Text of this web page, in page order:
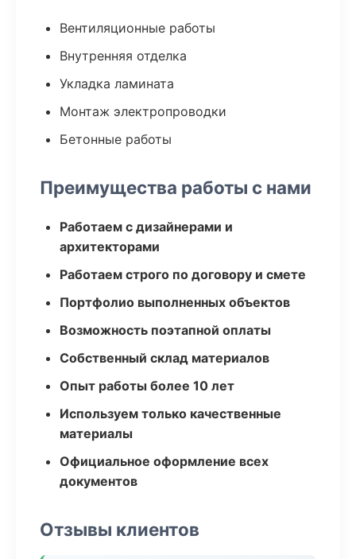
Вентиляционные работы
Внутренняя отделка
Укладка ламината
Монтаж электропроводки
Бетонные работы
Преимущества работы с нами
Работаем с дизайнерами и
архитекторами
Работаем строго по договору и смете
Портфолио выполненных объектов
Возможность поэтапной оплаты
Собственный склад материалов
Опыт работы более 10 лет
Используем только качественные
материалы
Официальное оформление всех
документов
Отзывы клиентов